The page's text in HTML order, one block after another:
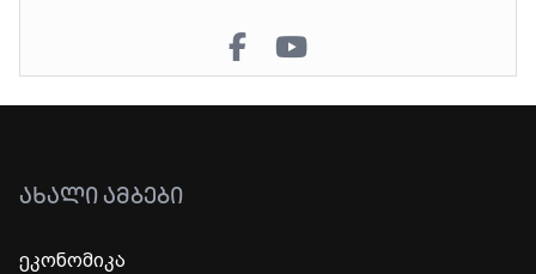
ᲐᲮᲐᲚᲘ ᲐᲛᲑᲔᲑᲘ
ეკონომიკა